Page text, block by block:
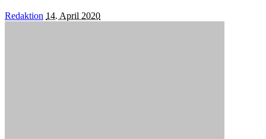
Posted
Redaktion 14. April 2020